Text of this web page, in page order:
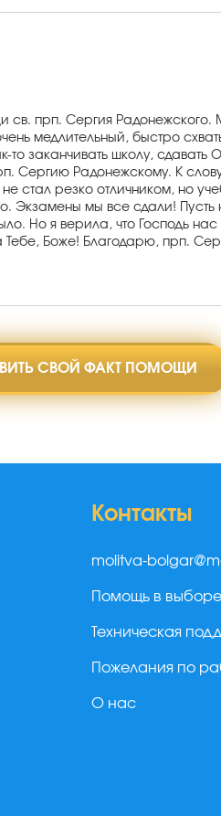
св. прп. Сергия
медлительный, быстро
то заканчивать школу,
Сергию Радонежскому. К
стал резко отличником, но
мы все сдали! Пусть
Но я верила, что Господь
Боже! Благодарю, прп.
СВОЙ ФАКТ ПОМОЩИ
Контакты
molitva-
Помощь в
Техническая
Пожелания по
О нас